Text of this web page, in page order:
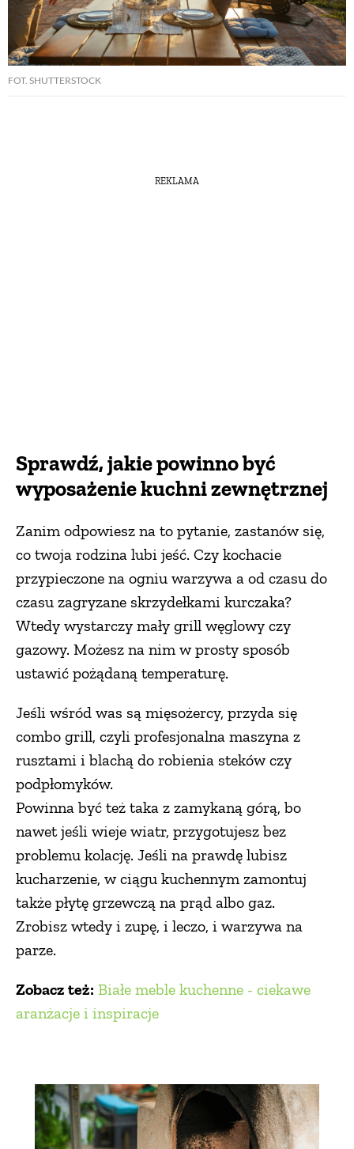
FOT. SHUTTERSTOCK
REKLAMA
Sprawdź, jakie powinno być
wyposażenie kuchni zewnętrznej
Zanim odpowiesz na to pytanie, zastanów się,
co twoja rodzina lubi jeść. Czy kochacie
przypieczone na ogniu warzywa a od czasu do
czasu zagryzane skrzydełkami kurczaka?
Wtedy wystarczy mały grill węglowy czy
gazowy. Możesz na nim w prosty sposób
ustawić pożądaną temperaturę.
Jeśli wśród was są mięsożercy, przyda się
combo grill, czyli profesjonalna maszyna z
rusztami i blachą do robienia steków czy
podpłomyków.
Powinna być też taka z zamykaną górą, bo
nawet jeśli wieje wiatr, przygotujesz bez
problemu kolację. Jeśli na prawdę lubisz
kucharzenie, w ciągu kuchennym zamontuj
także płytę grzewczą na prąd albo gaz.
Zrobisz wtedy i zupę, i leczo, i warzywa na
parze.
Zobacz też: Białe meble kuchenne - ciekawe
aranżacje i inspiracje